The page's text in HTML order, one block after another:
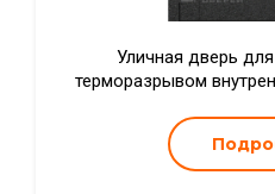
Уличная дверь
терморазрывом